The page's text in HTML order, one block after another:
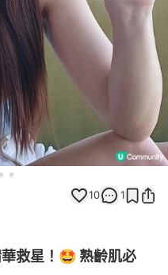
10 1
救星！🤩 熟齡肌必